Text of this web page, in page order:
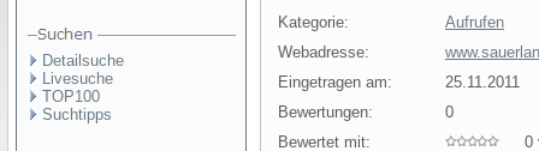
Detailsuche
Livesuche
TOP100
Suchtipps
Kategorie:
Aufrufen
Webadresse:
Eingetragen am:
25.11.2011
Bewertungen:
0
Bewertet mit:
0